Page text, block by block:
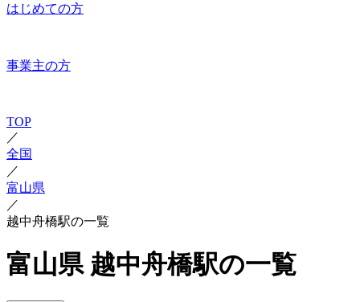
はじめての方
事業主の方
TOP
／
全国
／
富山県
／
越中舟橋駅の一覧
富山県 越中舟橋駅の一覧